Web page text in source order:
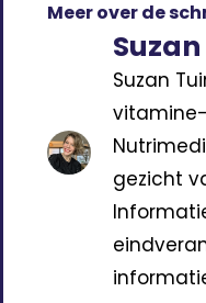
Meer over de
Suzan
gezicht